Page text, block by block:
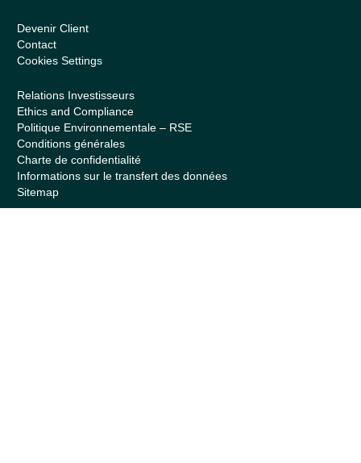
Devenir Client
Contact
Cookies Settings
Relations Investisseurs
Ethics and Compliance
Politique Environnementale – RSE
Conditions générales
Charte de confidentialité
Informations sur le transfert des données
Sitemap